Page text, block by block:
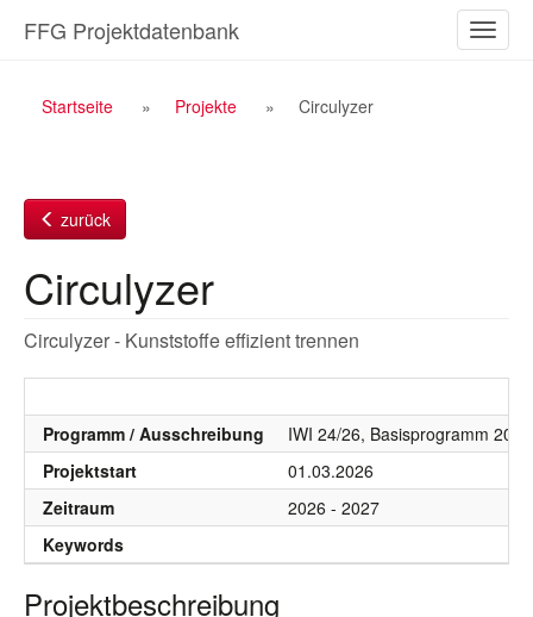
Inhalt
ein-/
FFG Projektdatenbank
Breadcrumb
Startseite Projekte Circulyzer
zurück
Circulyzer
Circulyzer - Kunststoffe effizient trennen
Programm / Ausschreibung
IWI 24/26, Basisprogramm
Projektstart
01.03.2026
Zeitraum
2026 - 2027
Keywords
Projektbeschreibung